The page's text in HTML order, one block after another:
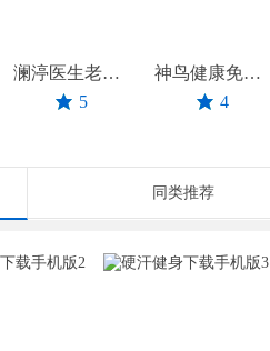
澜渟医生老版本下载
5
神鸟健康免费版下载
4
同类推荐